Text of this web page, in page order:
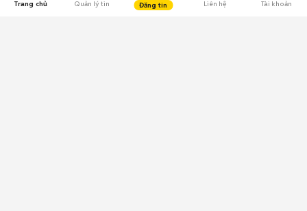
Trang chủ Quản lý tin Đăng tin Liên hệ Tài khoản